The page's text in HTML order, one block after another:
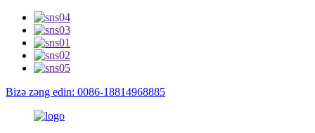
Bizə zəng edin: 0086-18814968885